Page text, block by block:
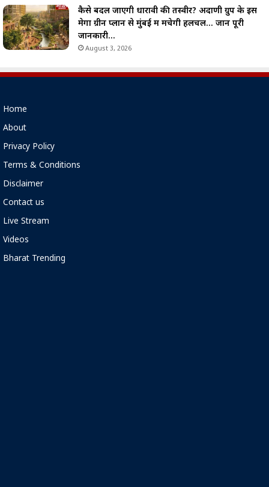
कैसे बदल जाएगी धारावी की तस्वीर? अदाणी ग्रुप के इस
मेगा ग्रीन प्लान से मुंबई में मचेगी हलचल… जानें पूरी
जानकारी…
August 3, 2026
Home
About
Privacy Policy
Terms & Conditions
Disclaimer
Contact us
Live Stream
Videos
Bharat Trending